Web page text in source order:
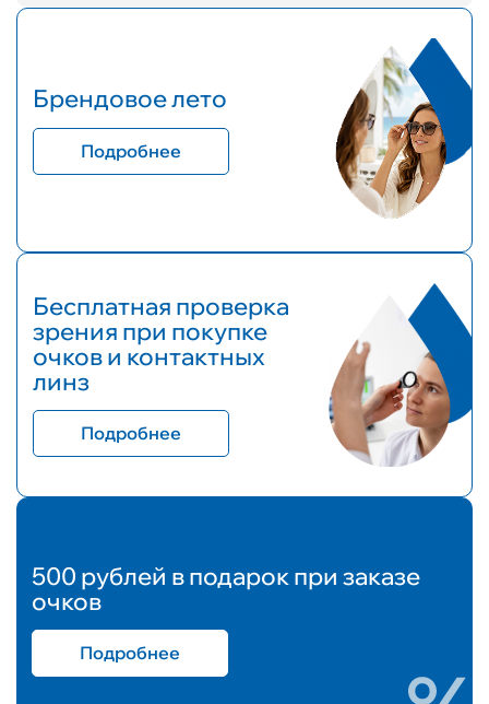
Брендовое лето
Подробнее
Бесплатная проверка
зрения при покупке
очков и контактных
линз
Подробнее
500 рублей в подарок при заказе
очков
Подробнее